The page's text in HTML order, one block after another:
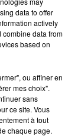
sur
data to offer
actively
data from
based on
ou affiner en
mes choix".
sans
ce site. Vous
à tout
chaque page.